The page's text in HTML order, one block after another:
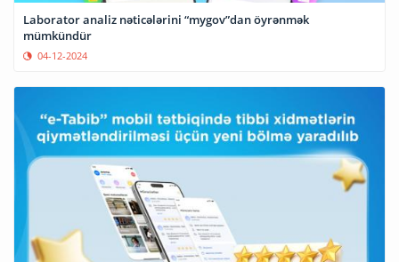
Laborator analiz nəticələrini “mygov”dan öyrənmək
mümkündür
04-12-2024